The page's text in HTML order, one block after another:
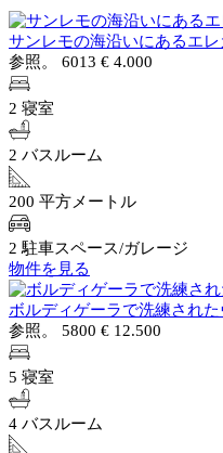
サンレモの海沿いにあるエ
参照。 6013 € 4.000
2 寝室
2 バスルーム
200 平方メートル
2 駐車スペース/ガレージ
物件を見る
ボルディゲーラで洗練された
参照。 5800 € 12.500
5 寝室
4 バスルーム